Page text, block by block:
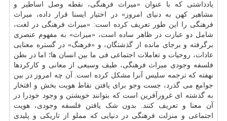
یادداشتی که با عنوان «میراث فرهنگی، نقطه وصل اساطیر و
مشاهیر کهن به دنیای امروز» در اختیار ایسنا قرار داده، میراث
فرهنگی را این طور تعریف کرده است: «میراث فرهنگی در لغت،
شامل دو عبارت در ظاهر ساده است، «میراث» به مفهوم عنصری
برگرفته و برجای مانده از گذشتگان، و «فرهنگ» در گستره معنایی
عادات، روحیات و تعاملات اجتماعی فی ما بین انسان ها؛ اما در بطن
فلسفه وجودی میراث فرهنگی، طیف وسیعی از معانی و کارکردها
نهفته که ترجمه سلیس آنرا مشکل کرده است. آن چه امروز در بین
جوامع می گذرد، جست وجو برای یافتن نقاط هویت بخش و افتخار
به گذشته ای غرورآفرین است که بتوانند خویشتن و وجود خودرا در
آن معنا و تعریف کنند. بدون شک یافتن فلسفه وجودی، هویت
اجتماعی و منزلت فرهنگی در دنیایی که مملو از تاریکی و پلیدی